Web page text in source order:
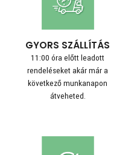
GYORS SZÁLLÍTÁS
11:00 óra előtt leadott
rendeléseket akár már a
következő munkanapon
átveheted.